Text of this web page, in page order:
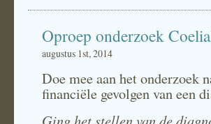
Oproep onderzoek
augustus 1st, 2014
Doe mee aan het onderzoek
financiële gevolgen van een
Ging het stellen van de